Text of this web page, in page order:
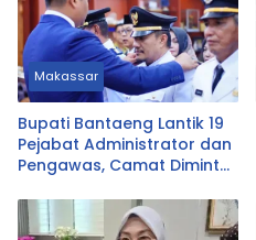
Makassar
Bupati Bantaeng Lantik 19
Pejabat Administrator dan
Pengawas, Camat Diminta